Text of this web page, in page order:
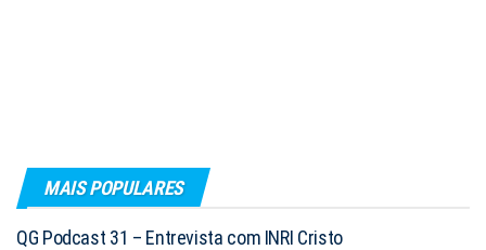
MAIS POPULARES
QG Podcast 31 – Entrevista com INRI Cristo